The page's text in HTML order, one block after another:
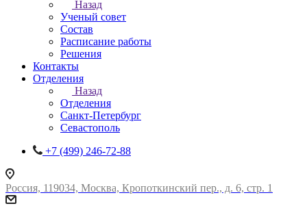
Назад
Ученый совет
Состав
Расписание работы
Решения
Контакты
Отделения
Назад
Отделения
Санкт-Петербург
Севастополь
+7 (499) 246-72-88
Россия, 119034, Москва, Кропоткинский пер., д. 6, стр. 1